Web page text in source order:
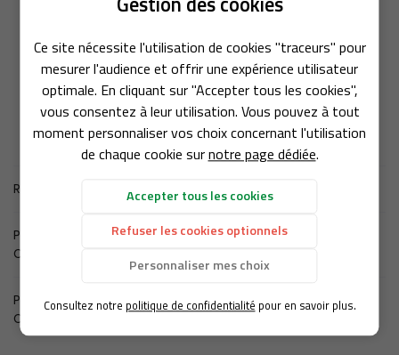
Ce site nécessite l'utilisation de cookies "traceurs" pour
mesurer l'audience et offrir une expérience utilisateur
optimale. En cliquant sur "Accepter tous les cookies",
vous consentez à leur utilisation. Vous pouvez à tout
moment personnaliser vos choix concernant l'utilisation
de chaque cookie surnotre page dédiée.
Accepter tous les cookies
Refuser les cookies optionnels
Personnaliser mes choix
Consultez notre politique de confidentialité pour en savoir plus.
SERVICES
& ACCESSOIRES
CONTACT
03 44 77 66
Inscription
Retour aux produits
Produit précédent
Casquette Trucker
Produit suivant
CASQUETTE TRUCKER FILET SOUPLE